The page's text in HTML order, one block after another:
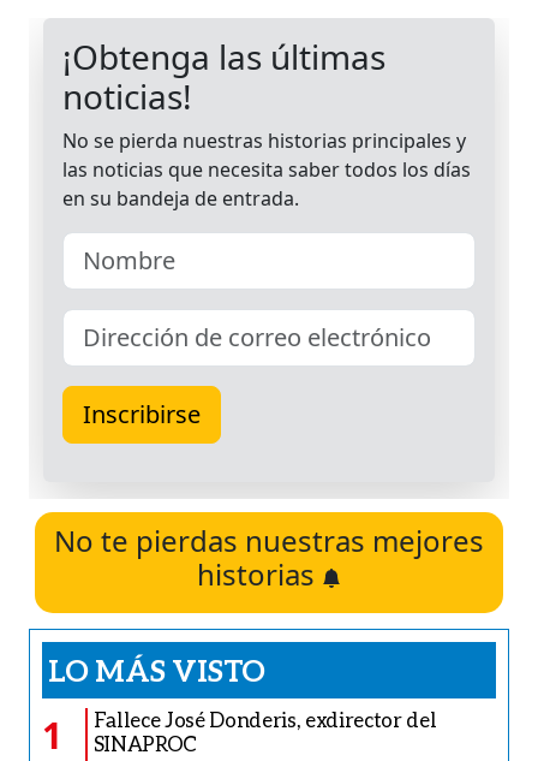
No te pierdas nuestras mejores
historias
LO MÁS VISTO
1
Fallece José Donderis, exdirector del
SINAPROC